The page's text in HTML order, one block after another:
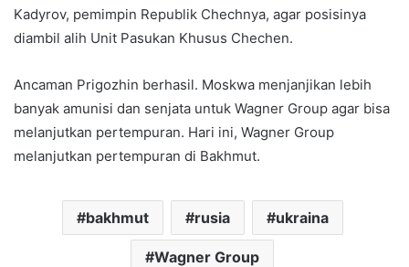
Kadyrov, pemimpin Republik Chechnya, agar posisinya
diambil alih Unit Pasukan Khusus Chechen.
Ancaman Prigozhin berhasil. Moskwa menjanjikan lebih
banyak amunisi dan senjata untuk Wagner Group agar bisa
melanjutkan pertempuran. Hari ini, Wagner Group
melanjutkan pertempuran di Bakhmut.
bakhmut rusia ukraina
Wagner Group